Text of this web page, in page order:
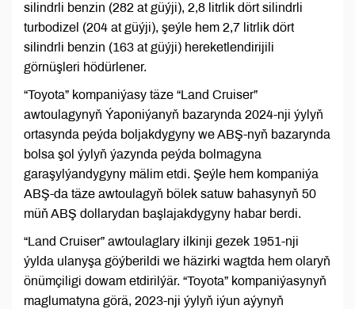
silindrli benzin (282 at güýji), 2,8 litrlik dört silindrli
turbodizel (204 at güýji), şeýle hem 2,7 litrlik dört
silindrli benzin (163 at güýji) hereketlendirijili
görnüşleri hödürlener.
“Toyota” kompaniýasy täze “Land Cruiser”
awtoulagynyň Ýaponiýanyň bazarynda 2024-nji ýylyň
ortasynda peýda boljakdygyny we ABŞ-nyň bazarynda
bolsa şol ýylyň ýazynda peýda bolmagyna
garaşylýandygyny mälim etdi. Şeýle hem kompaniýa
ABŞ-da täze awtoulagyň bölek satuw bahasynyň 50
müň ABŞ dollarydan başlajakdygyny habar berdi.
“Land Cruiser” awtoulaglary ilkinji gezek 1951-nji
ýylda ulanyşa göýberildi we häzirki wagtda hem olaryň
önümçiligi dowam etdirilýär. “Toyota” kompaniýasynyň
maglumatyna görä, 2023-nji ýylyň iýun aýynyň